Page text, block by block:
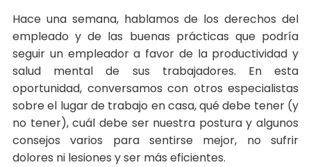
Hace una semana, hablamos de los derechos del
empleado y de las buenas prácticas que podría
seguir un empleador a favor de la productividad y
salud mental de sus trabajadores. En esta
oportunidad, conversamos con otros especialistas
sobre el lugar de trabajo en casa, qué debe tener (y
no tener), cuál debe ser nuestra postura y algunos
consejos varios para sentirse mejor, no sufrir
dolores ni lesiones y ser más eficientes.